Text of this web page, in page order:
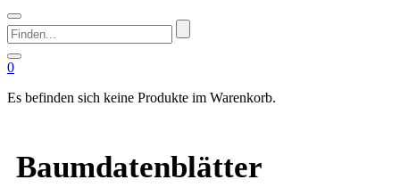
Finden...
0
Es befinden sich keine Produkte im Warenkorb.
Baumdatenblätter